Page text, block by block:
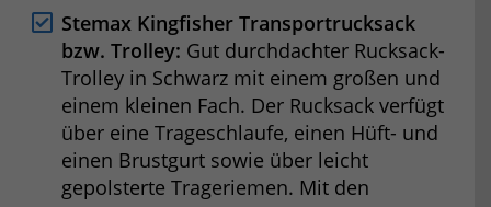
Stemax Kingfisher Transportrucksack
bzw. Trolley: Gut durchdachter Rucksack-
Trolley in Schwarz mit einem großen und
einem kleinen Fach. Der Rucksack verfügt
über eine Trageschlaufe, einen Hüft- und
einen Brustgurt sowie über leicht
gepolsterte Trageriemen. Mit den